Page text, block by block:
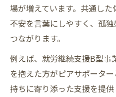
場が増えています。共通し
不安を言葉にしやすく、孤
つながります。
例えば、就労継続支援B型事
を抱えた方がピアサポータ
持ちに寄り添った支援を提